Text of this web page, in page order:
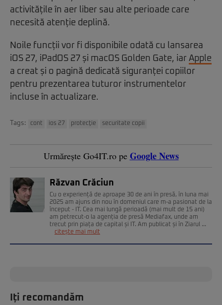
activitățile în aer liber sau alte perioade care
necesită atenție deplină.
Noile funcții vor fi disponibile odată cu lansarea
iOS 27, iPadOS 27 și macOS Golden Gate, iar Apple
a creat și o pagină dedicată siguranței copiilor
pentru prezentarea tuturor instrumentelor
incluse în actualizare.
Tags: cont ios 27 protecţie securitate copii
Urmărește Go4IT.ro pe Google News
Răzvan Crăciun
Cu o experiență de aproape 30 de ani în presă, în luna mai
2025 am ajuns din nou în domeniul care m-a pasionat de la
început - IT. Cea mai lungă perioadă (mai mult de 15 ani)
am petrecut-o la agenția de presă Mediafax, unde am
trecut prin piața de capital și IT. Am publicat și în Ziarul ...
citește mai mult
Iți recomandăm